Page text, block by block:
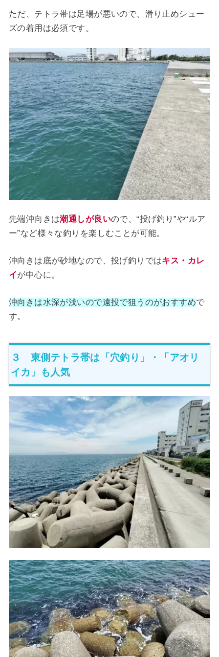
ただ、テトラ帯は足場が悪いので、滑り止めシュー
ズの着用は必須です。
先端沖向きは潮通しが良いので、“投げ釣り”や“ルア
ー”など様々な釣りを楽しむことが可能。
沖向きは底が砂地なので、投げ釣りではキス・カレ
イが中心に。
沖向きは水深が浅いので遠投で狙うのがおすすめで
す。
３ 東側テトラ帯は「穴釣り」・「アオリ
イカ」も人気